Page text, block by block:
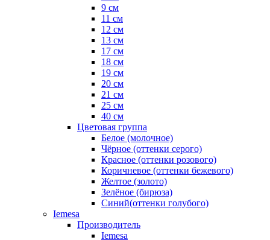
9 см
11 см
12 см
13 см
17 см
18 см
19 см
20 см
21 см
25 см
40 см
Цветовая группа
Белое (молочное)
Чёрное (оттенки серого)
Красное (оттенки розового)
Коричневое (оттенки бежевого)
Желтое (золото)
Зелёное (бирюза)
Синий(оттенки голубого)
Iemesa
Производитель
Iemesa